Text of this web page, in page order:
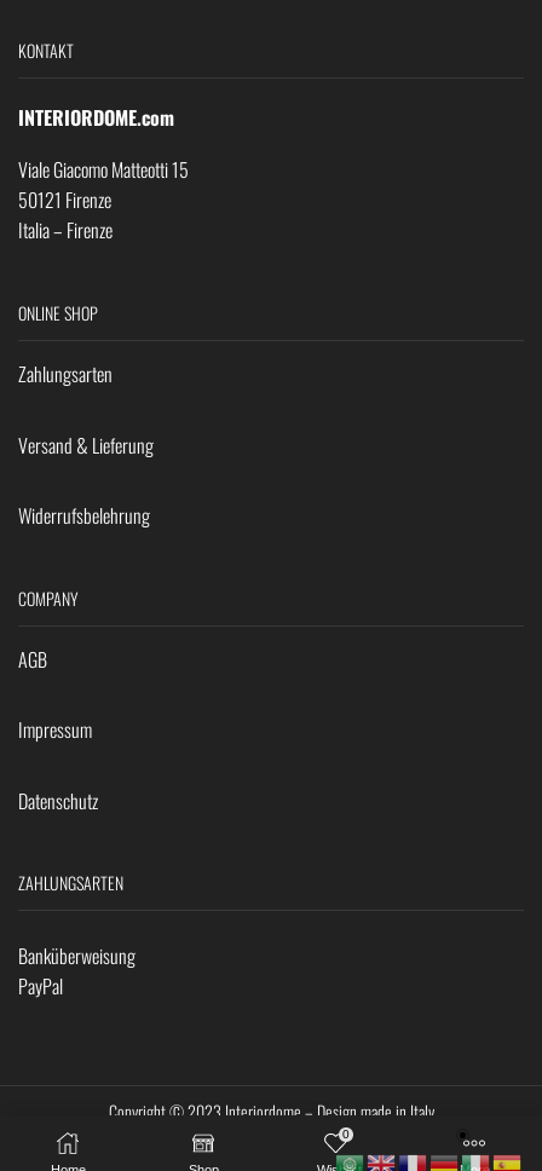
KONTAKT
INTERIORDOME.com
Viale Giacomo Matteotti 15
50121 Firenze
Italia – Firenze
ONLINE SHOP
Zahlungsarten
Versand & Lieferung
Widerrufsbelehrung
COMPANY
AGB
Impressum
Datenschutz
ZAHLUNGSARTEN
Banküberweisung
PayPal
Copyright © 2023 Interiordome – Design made in Italy
0